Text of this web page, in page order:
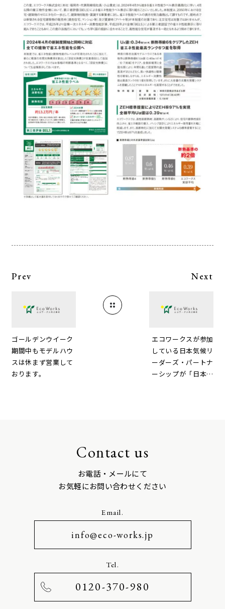
Prev
ゴールデンウイーク
期間中もモデルハウ
スは休まず営業して
おります。
Next
エコワークスが参加
している日本気候リ
ーダーズ・パートナ
ーシップが「日本の
Contact us
お電話・メールにて
お気軽にお問い合わせください
Email.
info@eco-works.jp
Tel.
0120-370-980